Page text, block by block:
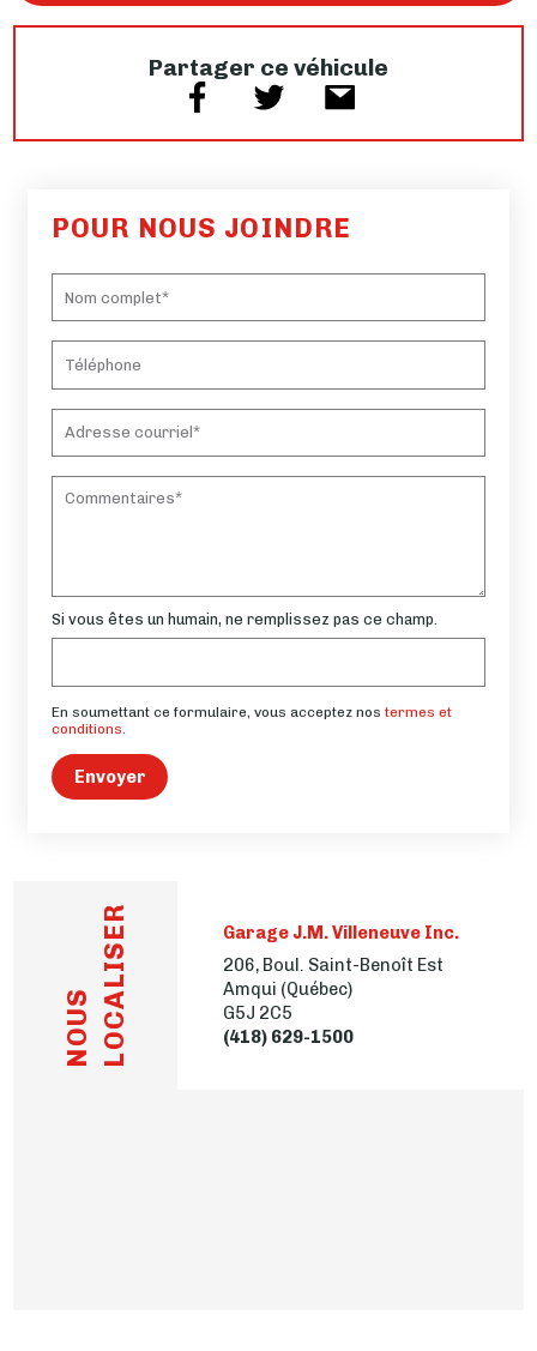
Partager ce véhicule
POUR NOUS JOINDRE
Si vous êtes un humain, ne remplissez pas ce champ.
En soumettant ce formulaire, vous acceptez nostermes et
conditions
Envoyer
NOUS LOCALISER
Garage J.M. Villeneuve Inc.
206, Boul. Saint-Benoît Est
Amqui (Québec)
G5J 2C5
(418) 629-1500